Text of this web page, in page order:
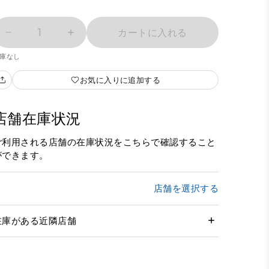
1 カートに入れる
なし
お気に入りに追加する
舗在庫状況
利用される店舗の在庫状況をこちらで確認すること
きます。
店舗を選択する
庫がある近隣店舗